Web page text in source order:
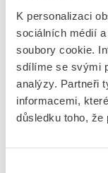
K personalizaci
sociálních médií
soubory cookie.
sdílíme se svými
analýzy. Partneři
informacemi,
důsledku toho, že
Kód
EAN
Kód
Cena s DPH
Akční cena s DPH